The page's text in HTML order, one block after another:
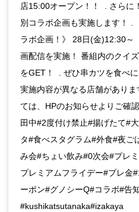
店15:00オープン！！ . さらに
別コラボ企画も実施します！ .
ラボ企画！》 28日(金)12:30～
画配信を実施！ 番組内のクイ
をGET！ . ぜひ串カツを食べ
実施内容が異なる店舗があり
ては、HPのお知らせよりご確
田中#2度付け禁止#揚げたて#
タ#食べスタグラム#外食#夜ご
み会#ちょい飲み#0次会#プレ
プレミアムフライデー#プレ金
ーポン#グノシーQ#コラボ#告
#kushikatsutanaka#izakaya